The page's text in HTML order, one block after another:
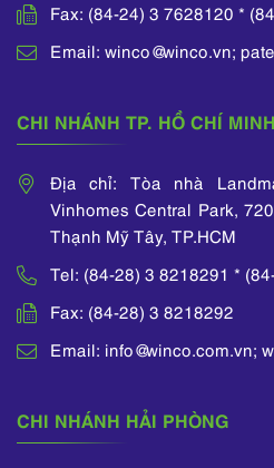
Fax: (84-24) 3 7628120 *
Email: winco@winco.vn;
CHI NHÁNH TP. HỒ CHÍ MINH
Địa chỉ: Tòa nhà
Vinhomes Central Park,
Thạnh Mỹ Tây, TP.HCM
Tel: (84-28) 3 8218291 *
Fax: (84-28) 3 8218292
Email: info@winco.com.vn;
CHI NHÁNH HẢI PHÒNG